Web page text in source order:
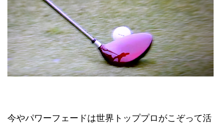
今やパワーフェードは世界トッププロがこぞって活